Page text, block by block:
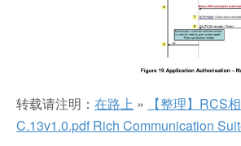
转载请注明： 在路上 »
【整理】RCS
C.13v1.0.pdf Rich Communication